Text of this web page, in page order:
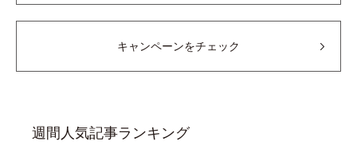
キャンペーンをチェック
週間人気記事ランキング